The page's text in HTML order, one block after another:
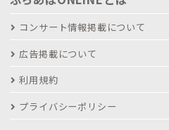
コンサート情報掲載について
広告掲載について
利用規約
プライバシーポリシー